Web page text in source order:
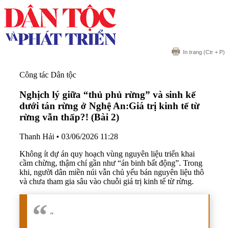
In trang (Ctr + P)
Công tác Dân tộc
Nghịch lý giữa “thủ phủ rừng” và sinh kế
dưới tán rừng ở Nghệ An:Giá trị kinh tế từ
rừng vẫn thấp?! (Bài 2)
Thanh Hải • 03/06/2026 11:28
Không ít dự án quy hoạch vùng nguyên liệu triển khai
cầm chừng, thậm chí gần như “án binh bất động”. Trong
khi, người dân miền núi vẫn chủ yếu bán nguyên liệu thô
và chưa tham gia sâu vào chuỗi giá trị kinh tế từ rừng.
“